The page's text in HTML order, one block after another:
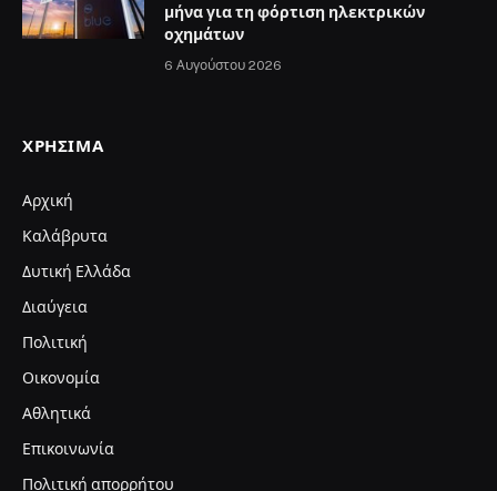
μήνα για τη φόρτιση ηλεκτρικών
οχημάτων
6 Αυγούστου 2026
ΧΡΉΣΙΜΑ
Αρχική
Καλάβρυτα
Δυτική Ελλάδα
Διαύγεια
Πολιτική
Οικονομία
Αθλητικά
Επικοινωνία
Πολιτική απορρήτου